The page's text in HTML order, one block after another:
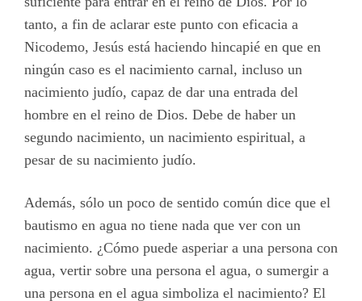
tanto, a fin de aclarar este punto con eficacia a
Nicodemo, Jesús está haciendo hincapié en que en
ningún caso es el nacimiento carnal, incluso un
nacimiento judío, capaz de dar una entrada del
hombre en el reino de Dios. Debe de haber un
segundo nacimiento, un nacimiento espiritual, a
pesar de su nacimiento judío.
Además, sólo un poco de sentido común dice que el
bautismo en agua no tiene nada que ver con un
nacimiento. ¿Cómo puede asperiar a una persona con
agua, vertir sobre una persona el agua, o sumergir a
una persona en el agua simboliza el nacimiento? El